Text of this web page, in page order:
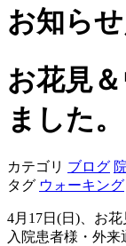
お知ら
お花見
ました。
カテゴリ ブログ
タグ ウォーキング
4月17日(日)、お
入院患者様・外